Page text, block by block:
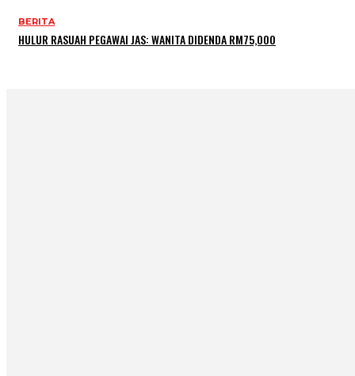
BERITA
HULUR RASUAH PEGAWAI JAS: WANITA DIDENDA RM75,000